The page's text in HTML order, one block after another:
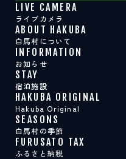
LIVE CAMERA
ライブカメラ
ABOUT HAKUBA
白馬村について
INFORMATION
お知らせ
STAY
宿泊施設
HAKUBA ORIGINAL
Hakuba Original
SEASONS
白馬村の季節
FURUSATO TAX
ふるさと納税